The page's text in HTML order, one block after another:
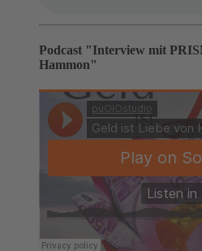
Podcast "Interview mit
Hammon"